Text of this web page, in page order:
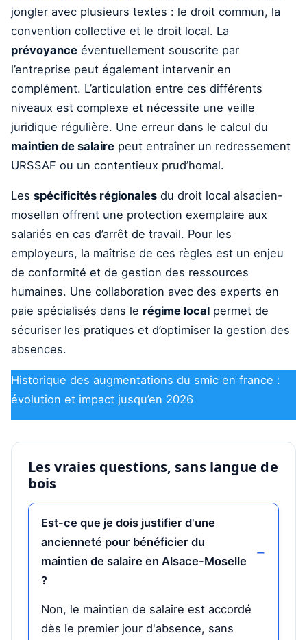
jongler avec plusieurs textes : le droit commun, la
convention collective et le droit local. La
prévoyance éventuellement souscrite par
l’entreprise peut également intervenir en
complément. L’articulation entre ces différents
niveaux est complexe et nécessite une veille
juridique régulière. Une erreur dans le calcul du
maintien de salaire peut entraîner un redressement
URSSAF ou un contentieux prud’homal.
Les spécificités régionales du droit local alsacien-
mosellan offrent une protection exemplaire aux
salariés en cas d’arrêt de travail. Pour les
employeurs, la maîtrise de ces règles est un enjeu
de conformité et de gestion des ressources
humaines. Une collaboration avec des experts en
paie spécialisés dans le régime local permet de
sécuriser les pratiques et d’optimiser la gestion des
absences.
Historique des augmentations du smic en france :
évolution et impact jusqu’en 2026
Les vraies questions, sans langue de
bois
Est-ce que je dois justifier d'une
ancienneté pour bénéficier du
maintien de salaire en Alsace-Moselle
?
Non, le maintien de salaire est accordé
dès le premier jour d'absence, sans